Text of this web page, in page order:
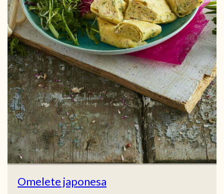
Omelete japonesa